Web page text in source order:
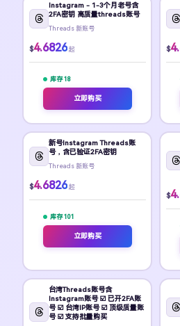
Instagram - 1-3个月老号含
2FA密钥 高质量threads账号
Threads 新账号
$4.6826 起
库存 18
立即购买
$
新号Instagram Threads账
号，含已验证2FA密钥
Threads 新账号
$4.6826 起
库存 101
立即购买
$
台湾Threads账号含
Instagram账号 ☑️ 已开2FA账
号 ☑️ 台湾IP账号 ☑️ 顶级质量账
号 ☑️ 支持批量购买